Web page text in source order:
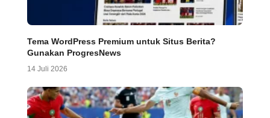
Tema WordPress Premium untuk Situs Berita?
Gunakan ProgresNews
14 Juli 2026